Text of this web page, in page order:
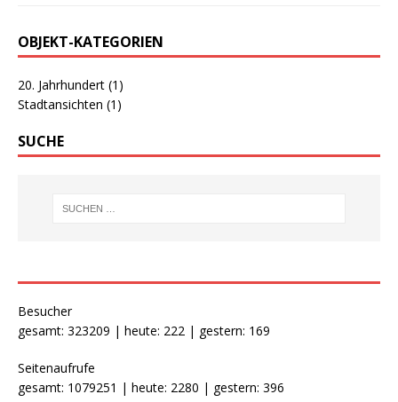
OBJEKT-KATEGORIEN
20. Jahrhundert (1)
Stadtansichten (1)
SUCHE
Besucher
gesamt: 323209 | heute: 222 | gestern: 169
Seitenaufrufe
gesamt: 1079251 | heute: 2280 | gestern: 396